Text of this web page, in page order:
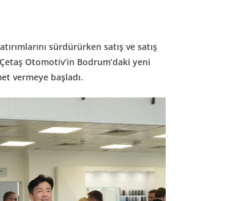
sürdürürken satış ve satış
Otomotiv’in Bodrum’daki yeni
vermeye başladı.